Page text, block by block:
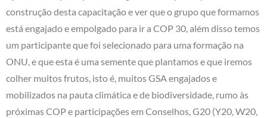
construção desta capacitação e ver que o grupo que formamos
está engajado e empolgado para ir a COP 30, além disso temos
um participante que foi selecionado para uma formação na
ONU, e que esta é uma semente que plantamos e que iremos
colher muitos frutos, isto é, muitos GSA engajados e
mobilizados na pauta climática e de biodiversidade, rumo às
próximas COP e participações em Conselhos, G20 (Y20, W20,